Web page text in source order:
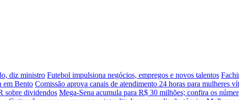
diz ministro Futebol impulsiona negócios, empregos e novos talentos
em Bento Comissão aprova canais de atendimento 24 horas para mulheres
sobre dividendos Mega-Sena acumula para R$ 30 milhões; confira os